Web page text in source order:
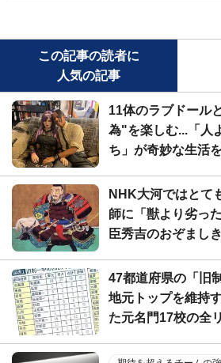
この記事の読者に
人気の記事
11体のラブドール
為"を楽しむ...「人
ち」が奇妙な生活
NHK大河ではとて
師に「獣より劣っ
臣秀吉のおぞまし
47都道府県の「旧
地元トップを維持
た元名門17校の全